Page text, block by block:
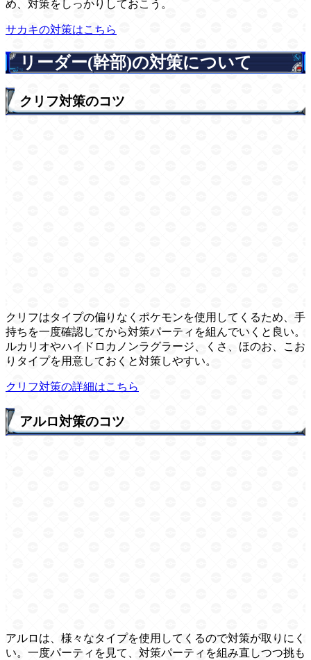
め、対策をしっかりしておこう。
サカキの対策はこちら
リーダー(幹部)の対策について
クリフ対策のコツ
クリフはタイプの偏りなくポケモンを使用してくるため、手
持ちを一度確認してから対策パーティを組んでいくと良い。
ルカリオやハイドロカノンラグラージ、くさ、ほのお、こお
りタイプを用意しておくと対策しやすい。
クリフ対策の詳細はこちら
アルロ対策のコツ
アルロは、様々なタイプを使用してくるので対策が取りにく
い。一度パーティを見て、対策パーティを組み直しつつ挑も